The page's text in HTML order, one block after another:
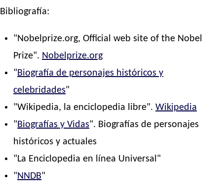
Bibliografía:
"Nobelprize.org, Official web site of the Nobel
Prize". Nobelprize.org
"Biografía de personajes históricos y
celebridades"
"Wikipedia, la enciclopedia libre".Wikipedia
"Biografías y Vidas". Biografías de personajes
históricos y actuales
"La Enciclopedia en línea Universal"
"NNDB"